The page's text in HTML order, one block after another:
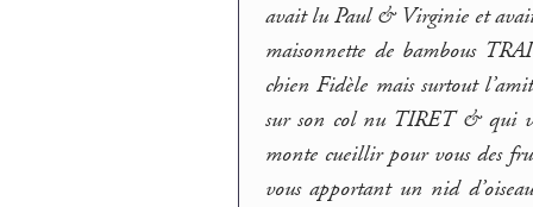
avait lu Paul & Virginie et
maisonnette de bambous
chien Fidèle mais surtout
sur son col nu TIRET & qui
monte cueillir pour vous des
vous apportant un nid d’oiseau